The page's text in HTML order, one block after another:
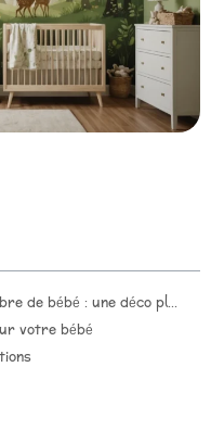
Quand la forêt enchante la chambre de bébé : une déco pleine de surprises
votre bébé